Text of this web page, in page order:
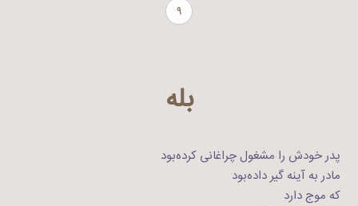
۹
بله
پدر خودش را مشغول چراغانی کرده‌بود
مادر به آینه گیر داده‌بود
که موج دارد